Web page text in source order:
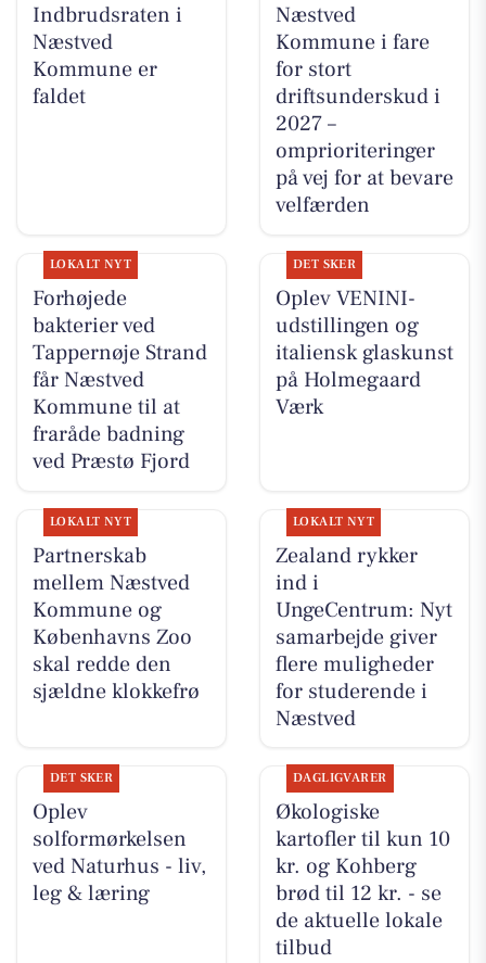
Indbrudsraten i
Næstved
Kommune er
faldet
Næstved
Kommune i fare
for stort
driftsunderskud i
2027 –
omprioriteringer
på vej for at bevare
velfærden
LOKALT NYT
Forhøjede
bakterier ved
Tappernøje Strand
får Næstved
Kommune til at
fraråde badning
ved Præstø Fjord
DET SKER
Oplev VENINI-
udstillingen og
italiensk glaskunst
på Holmegaard
Værk
LOKALT NYT
Partnerskab
mellem Næstved
Kommune og
Københavns Zoo
skal redde den
sjældne klokkefrø
LOKALT NYT
Zealand rykker
ind i
UngeCentrum: Nyt
samarbejde giver
flere muligheder
for studerende i
Næstved
DET SKER
Oplev
solformørkelsen
ved Naturhus - liv,
leg & læring
DAGLIGVARER
Økologiske
kartofler til kun 10
kr. og Kohberg
brød til 12 kr. - se
de aktuelle lokale
tilbud